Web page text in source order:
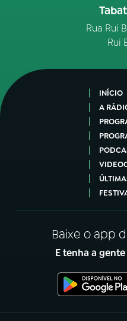
Rua Rui
Rui
INÍCIO
A
Baixe o app
E tenha a